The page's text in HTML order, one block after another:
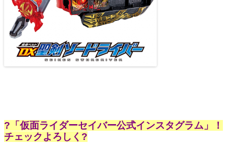
?「仮面ライダーセイバー公式インスタグラム」！
チェックよろしく?